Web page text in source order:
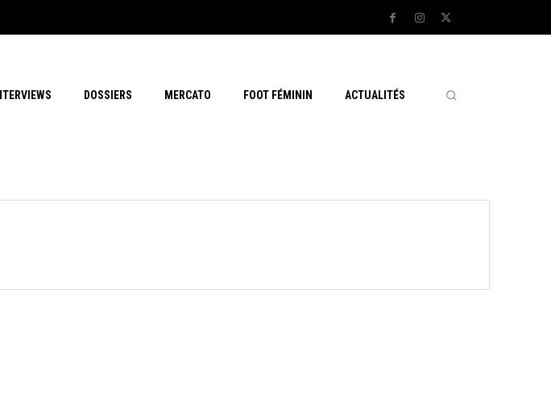
DOSSIERS MERCATO FOOT FÉMININ ACTUALITÉS